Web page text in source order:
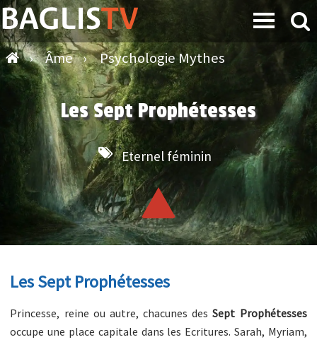
› Âme › Psychologie Mythes
Les Sept Prophétesses
Eternel féminin
Les Sept Prophétesses
Princesse, reine ou autre, chacunes desSept Prophétesses
occupe une place capitale dans les Ecritures. Sarah, Myriam,